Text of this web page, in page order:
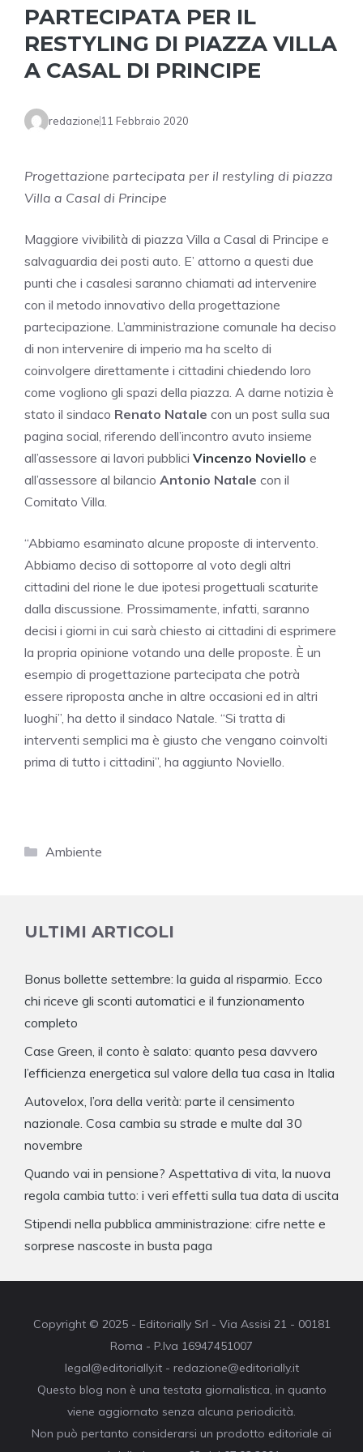
PARTECIPATA PER IL
RESTYLING DI PIAZZA VILLA
A CASAL DI PRINCIPE
redazione 11 Febbraio 2020
Progettazione partecipata per il restyling di piazza
Villa a Casal di Principe
Maggiore vivibilità di piazza Villa a Casal di Principe e
salvaguardia dei posti auto. E’ attorno a questi due
punti che i casalesi saranno chiamati ad intervenire
con il metodo innovativo della progettazione
partecipazione. L’amministrazione comunale ha deciso
di non intervenire di imperio ma ha scelto di
coinvolgere direttamente i cittadini chiedendo loro
come vogliono gli spazi della piazza. A darne notizia è
stato il sindaco Renato Natale con un post sulla sua
pagina social, riferendo dell’incontro avuto insieme
all’assessore ai lavori pubblici Vincenzo Noviello e
all’assessore al bilancio Antonio Natale con il
Comitato Villa.
“Abbiamo esaminato alcune proposte di intervento.
Abbiamo deciso di sottoporre al voto degli altri
cittadini del rione le due ipotesi progettuali scaturite
dalla discussione. Prossimamente, infatti, saranno
decisi i giorni in cui sarà chiesto ai cittadini di esprimere
la propria opinione votando una delle proposte. È un
esempio di progettazione partecipata che potrà
essere riproposta anche in altre occasioni ed in altri
luoghi”, ha detto il sindaco Natale. “Si tratta di
interventi semplici ma è giusto che vengano coinvolti
prima di tutto i cittadini”, ha aggiunto Noviello.
Categorie
Ambiente
ULTIMI ARTICOLI
Bonus bollette settembre: la guida al risparmio. Ecco
chi riceve gli sconti automatici e il funzionamento
completo
Case Green, il conto è salato: quanto pesa davvero
l’efficienza energetica sul valore della tua casa in Italia
Autovelox, l’ora della verità: parte il censimento
nazionale. Cosa cambia su strade e multe dal 30
novembre
Quando vai in pensione? Aspettativa di vita, la nuova
regola cambia tutto: i veri effetti sulla tua data di uscita
Stipendi nella pubblica amministrazione: cifre nette e
sorprese nascoste in busta paga
Copyright © 2025 - Editorially Srl - Via Assisi 21 - 00181
Roma - P.Iva 16947451007
legal@editorially.it - redazione@editorially.it
Questo blog non è una testata giornalistica, in quanto
viene aggiornato senza alcuna periodicità.
Non può pertanto considerarsi un prodotto editoriale ai